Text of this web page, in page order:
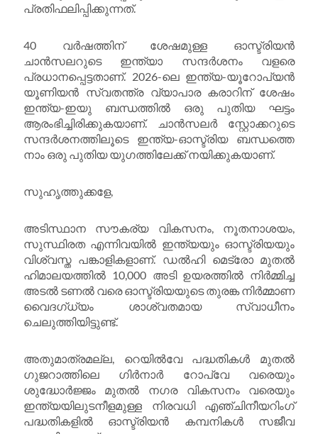
പ്രതിഫലിപ്പിക്കുന്നത്.
40 വർഷത്തിന് ശേഷമുള്ള ഓസ്ട്രിയൻ
ചാൻസലറുടെ ഇന്ത്യാ സന്ദർശനം വളരെ
പ്രധാനപ്പെട്ടതാണ്. 2026-ലെ ഇന്ത്യ-യൂറോപ്യൻ
യൂണിയൻ സ്വതന്ത്ര വ്യാപാര കരാറിന് ശേഷം
ഇന്ത്യ-ഇയു ബന്ധത്തിൽ ഒരു പുതിയ ഘട്ടം
ആരംഭിച്ചിരിക്കുകയാണ്. ചാൻസലർ സ്റ്റോക്കറുടെ
സന്ദർശനത്തിലൂടെ ഇന്ത്യ-ഓസ്ട്രിയ ബന്ധത്തെ
നാം ഒരു പുതിയ യുഗത്തിലേക്ക് നയിക്കുകയാണ്.
സുഹൃത്തുക്കളേ,
അടിസ്ഥാന സൗകര്യ വികസനം, നൂതനാശയം,
സുസ്ഥിരത എന്നിവയിൽ ഇന്ത്യയും ഓസ്ട്രിയയും
വിശ്വസ്ത പങ്കാളികളാണ്. ഡൽഹി മെട്രോ മുതൽ
ഹിമാലയത്തിൽ 10,000 അടി ഉയരത്തിൽ നിർമ്മിച്ച
അടൽ ടണൽ വരെ ഓസ്ട്രിയയുടെ തുരങ്ക നിർമ്മാണ
വൈദഗ്ധ്യം ശാശ്വതമായ സ്വാധീനം
ചെലുത്തിയിട്ടുണ്ട്.
അതുമാത്രമല്ല, റെയിൽവേ പദ്ധതികൾ മുതൽ
ഗുജറാത്തിലെ ഗിർനാർ റോപ്‌വേ വരെയും
ശുദ്ധോർജ്ജം മുതൽ നഗര വികസനം വരെയും
ഇന്ത്യയിലുടനീളമുള്ള നിരവധി എഞ്ചിനീയറിംഗ്
പദ്ധതികളിൽ ഓസ്ട്രിയൻ കമ്പനികൾ സജീവ